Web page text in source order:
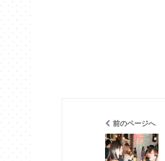
前のページへ